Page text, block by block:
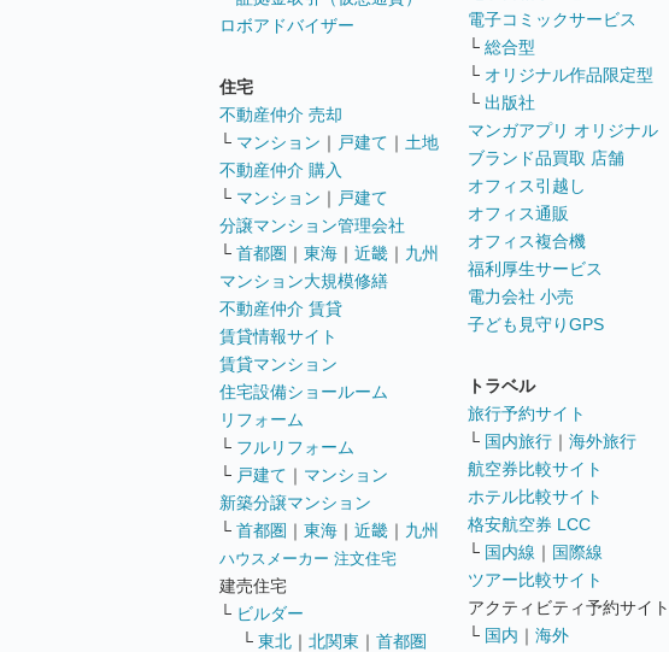
ロボアドバイザー
住宅
不動産仲介 売却
└ マンション ｜ 戸建て ｜ 土地
不動産仲介 購入
└ マンション ｜ 戸建て
分譲マンション管理会社
└ 首都圏 ｜ 東海 ｜ 近畿 ｜ 九州
マンション大規模修繕
不動産仲介 賃貸
賃貸情報サイト
賃貸マンション
住宅設備ショールーム
リフォーム
└ フルリフォーム
└ 戸建て ｜ マンション
新築分譲マンション
└ 首都圏 ｜ 東海 ｜ 近畿 ｜ 九州
ハウスメーカー 注文住宅
建売住宅
└ ビルダー
└ 東北 ｜ 北関東 ｜ 首都圏
電子コミックサービス
└ 総合型
└ オリジナル作品限定型
└ 出版社
マンガアプリ オリジナル
ブランド品買取 店舗
オフィス引越し
オフィス通販
オフィス複合機
福利厚生サービス
電力会社 小売
子ども見守りGPS
トラベル
旅行予約サイト
└ 国内旅行 ｜ 海外旅行
航空券比較サイト
ホテル比較サイト
格安航空券 LCC
└ 国内線 ｜ 国際線
ツアー比較サイト
アクティビティ予約サイト
└ 国内 ｜ 海外